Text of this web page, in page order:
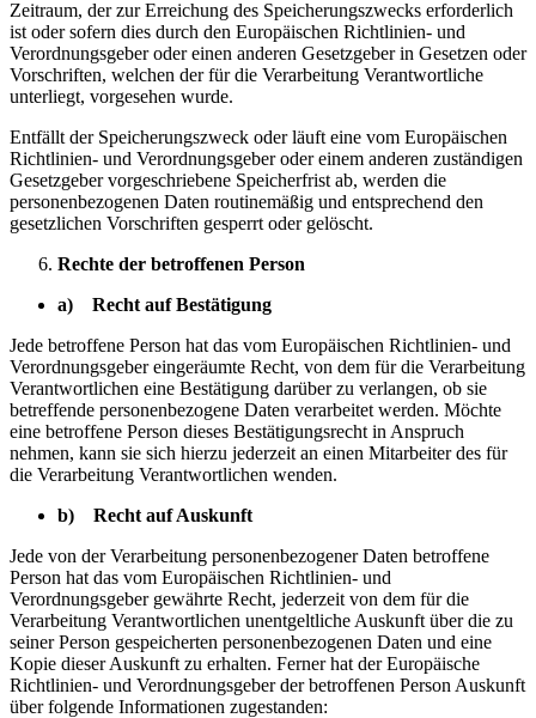
Zeitraum, der zur Erreichung des Speicherungszwecks erforderlich
ist oder sofern dies durch den Europäischen Richtlinien- und
Verordnungsgeber oder einen anderen Gesetzgeber in Gesetzen oder
Vorschriften, welchen der für die Verarbeitung Verantwortliche
unterliegt, vorgesehen wurde.
Entfällt der Speicherungszweck oder läuft eine vom Europäischen
Richtlinien- und Verordnungsgeber oder einem anderen zuständigen
Gesetzgeber vorgeschriebene Speicherfrist ab, werden die
personenbezogenen Daten routinemäßig und entsprechend den
gesetzlichen Vorschriften gesperrt oder gelöscht.
Rechte der betroffenen Person
a) Recht auf Bestätigung
Jede betroffene Person hat das vom Europäischen Richtlinien- und
Verordnungsgeber eingeräumte Recht, von dem für die Verarbeitung
Verantwortlichen eine Bestätigung darüber zu verlangen, ob sie
betreffende personenbezogene Daten verarbeitet werden. Möchte
eine betroffene Person dieses Bestätigungsrecht in Anspruch
nehmen, kann sie sich hierzu jederzeit an einen Mitarbeiter des für
die Verarbeitung Verantwortlichen wenden.
b) Recht auf Auskunft
Jede von der Verarbeitung personenbezogener Daten betroffene
Person hat das vom Europäischen Richtlinien- und
Verordnungsgeber gewährte Recht, jederzeit von dem für die
Verarbeitung Verantwortlichen unentgeltliche Auskunft über die zu
seiner Person gespeicherten personenbezogenen Daten und eine
Kopie dieser Auskunft zu erhalten. Ferner hat der Europäische
Richtlinien- und Verordnungsgeber der betroffenen Person Auskunft
über folgende Informationen zugestanden: